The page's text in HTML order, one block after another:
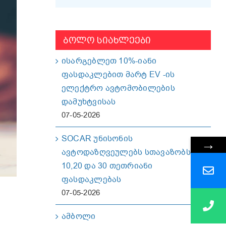
ᲑᲝᲚᲝ ᲡᲘᲐᲮᲚᲔᲔᲑᲘ
ისარგებლეთ 10%-იანი
ფასდაკლებით მარტ EV -ის
ელექტრო ავტომობილების
დამუხტვისას
07-05-2026
SOCAR უნისონის
ავტოდაზღვეულებს სთავაზობს
10,20 და 30 თეთრიანი
ფასდაკლებას
07-05-2026
ამბოლი
→